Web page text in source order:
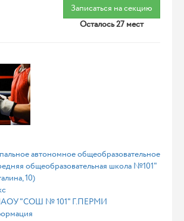
Записаться на секцию
Осталось 27 мест
автономное общеобразовательное
общеобразовательная школа №101"
10)
"СОШ № 101" Г.ПЕРМИ